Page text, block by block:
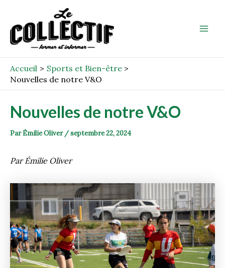
contenu
Accueil
Sports et Bien-être
Nouvelles de notre V&O
Nouvelles de notre V&O
ParÉmilie Oliver /septembre 22, 2024
Par Émilie Oliver
navigation